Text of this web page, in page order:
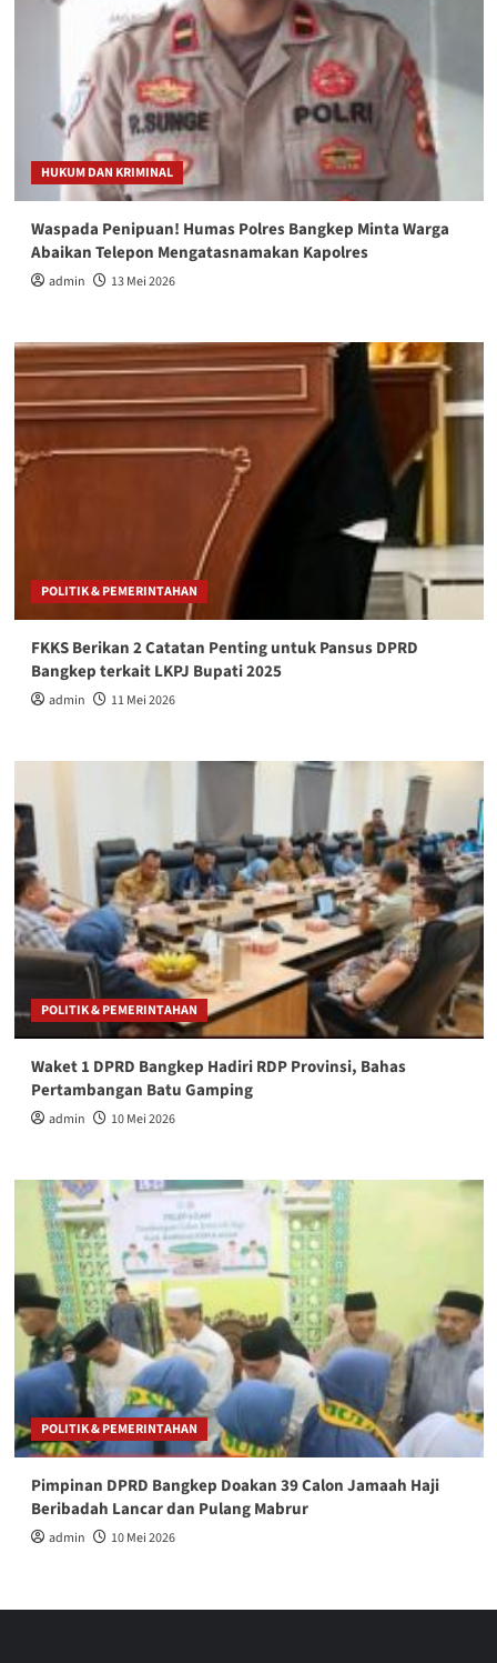
HUKUM DAN KRIMINAL
Waspada Penipuan! Humas Polres Bangkep Minta Warga
Abaikan Telepon Mengatasnamakan Kapolres
admin 13 Mei 2026
POLITIK & PEMERINTAHAN
FKKS Berikan 2 Catatan Penting untuk Pansus DPRD
Bangkep terkait LKPJ Bupati 2025
admin 11 Mei 2026
POLITIK & PEMERINTAHAN
Waket 1 DPRD Bangkep Hadiri RDP Provinsi, Bahas
Pertambangan Batu Gamping
admin 10 Mei 2026
POLITIK & PEMERINTAHAN
Pimpinan DPRD Bangkep Doakan 39 Calon Jamaah Haji
Beribadah Lancar dan Pulang Mabrur
admin 10 Mei 2026